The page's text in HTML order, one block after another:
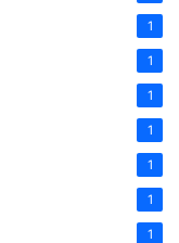
1
1
1
1
1
1
1